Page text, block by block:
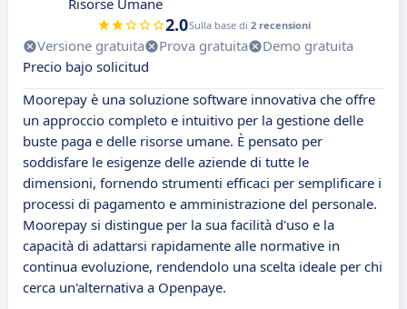
Risorse Umane
2.0Sulla base di 2 recensioni
Versione gratuita Prova gratuita
Demo gratuita
Precio bajo solicitud
Moorepay è una soluzione software innovativa che offre
un approccio completo e intuitivo per la gestione delle
buste paga e delle risorse umane. È pensato per
soddisfare le esigenze delle aziende di tutte le
dimensioni, fornendo strumenti efficaci per semplificare i
processi di pagamento e amministrazione del personale.
Moorepay si distingue per la sua facilità d'uso e la
capacità di adattarsi rapidamente alle normative in
continua evoluzione, rendendolo una scelta ideale per chi
cerca un'alternativa a Openpaye.